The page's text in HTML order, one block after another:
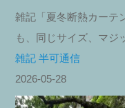
雑記「夏冬断熱カーテ
も、同じサイズ、マジ
雑記 半可通信
2026-05-28